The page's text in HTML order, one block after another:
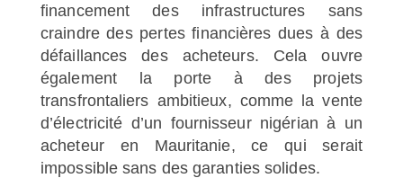
financement des infrastructures sans
craindre des pertes financières dues à des
défaillances des acheteurs. Cela ouvre
également la porte à des projets
transfrontaliers ambitieux, comme la vente
d’électricité d’un fournisseur nigérian à un
acheteur en Mauritanie, ce qui serait
impossible sans des garanties solides.